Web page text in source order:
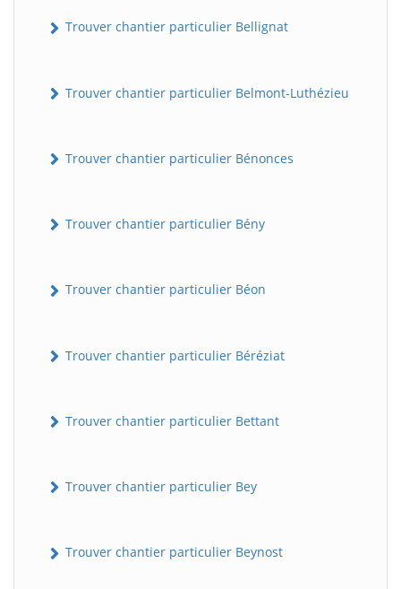
Trouver chantier particulier Bellignat
Trouver chantier particulier Belmont-Luthézieu
Trouver chantier particulier Bénonces
Trouver chantier particulier Bény
Trouver chantier particulier Béon
Trouver chantier particulier Béréziat
Trouver chantier particulier Bettant
Trouver chantier particulier Bey
Trouver chantier particulier Beynost